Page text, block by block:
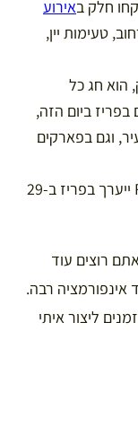
אירוע
טעימות יין,
ליתר דיוק, הוא חג כל
ביום הזה,
וגם בפארקים
טורניר הטניס Rolex Paris Masters ייערך בפריז ב-29
רוצים עוד
אינפורמציה רבה.
ליצור איתי